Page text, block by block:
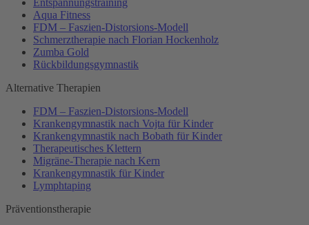
Aqua Fitness
FDM – Faszien-Distorsions-Modell
Schmerztherapie nach Florian Hockenholz
Zumba Gold
Rückbildungsgymnastik
Alternative Therapien
FDM – Faszien-Distorsions-Modell
Krankengymnastik nach Vojta für Kinder
Krankengymnastik nach Bobath für Kinder
Therapeutisches Klettern
Migräne-Therapie nach Kern
Krankengymnastik für Kinder
Lymphtaping
Präventionstherapie